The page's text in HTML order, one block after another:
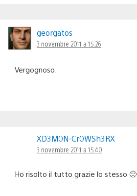
georgatos
3 novembre 2011 a 15:26
Vergognoso.
XD3M0N-Cr0WSh3RX
3 novembre 2011 a 15:40
Ho risolto il tutto grazie lo stesso 🙂